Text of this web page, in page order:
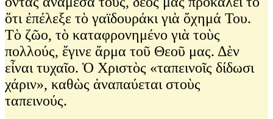
ὅτι ἐπέλεξε τὸ γαϊδουράκι γιὰ ὄχημά Του.
Τὸ ζῶο, τὸ καταφρονημένο γιὰ τοὺς
πολλούς, ἔγινε ἄρμα τοῦ Θεοῦ μας. Δὲν
εἶναι τυχαῖο. Ὁ Χριστὸς «ταπεινοῖς δίδωσι
χάριν», καθὼς ἀναπαύεται στοὺς
ταπεινούς.